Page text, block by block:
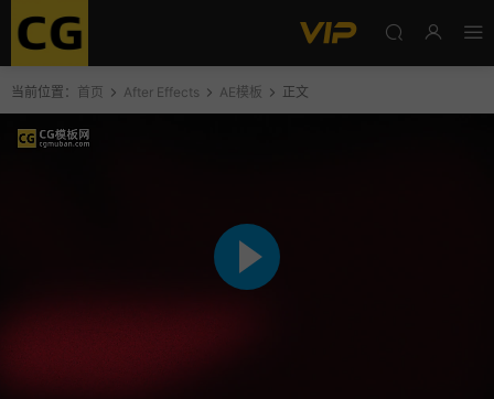
当前位置： 首页 After Effects AE模板 正文